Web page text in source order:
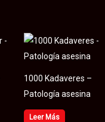
1000 Kadaveres –
Patología asesina
Leer Más